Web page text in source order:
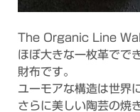
The Organic Line
ほぼ大きな一枚革でで
財布です。
ユーモアな構造は世界
さらに美しい陶芸の焼